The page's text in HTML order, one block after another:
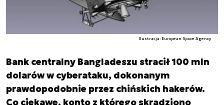
Ilustracja: European Space Agency
Bank centralny Bangladeszu stracił 100 mln
dolarów w cyberataku, dokonanym
prawdopodobnie przez chińskich hakerów.
Co ciekawe, konto z którego skradziono